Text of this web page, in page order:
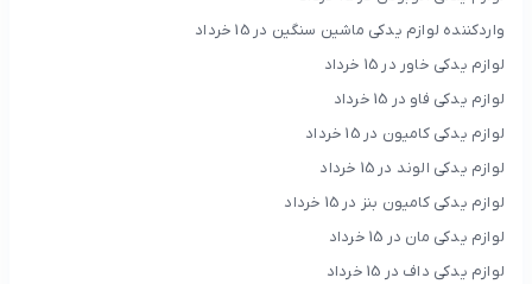
واردکننده لوازم یدکی ماشین سنگین در 15 خرداد
لوازم یدکی خاور در 15 خرداد
لوازم یدکی فاو در 15 خرداد
لوازم یدکی کامیون در 15 خرداد
لوازم یدکی الوند در 15 خرداد
لوازم یدکی کامیون بنز در 15 خرداد
لوازم یدکی مان در 15 خرداد
لوازم یدکی داف در 15 خرداد